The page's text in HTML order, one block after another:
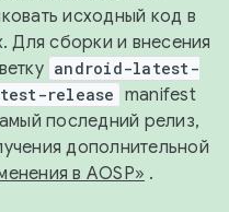
исходный код в
Для сборки и внесения
android-latest-
release manifest
последний релиз,
дополнительной
в AOSP» .